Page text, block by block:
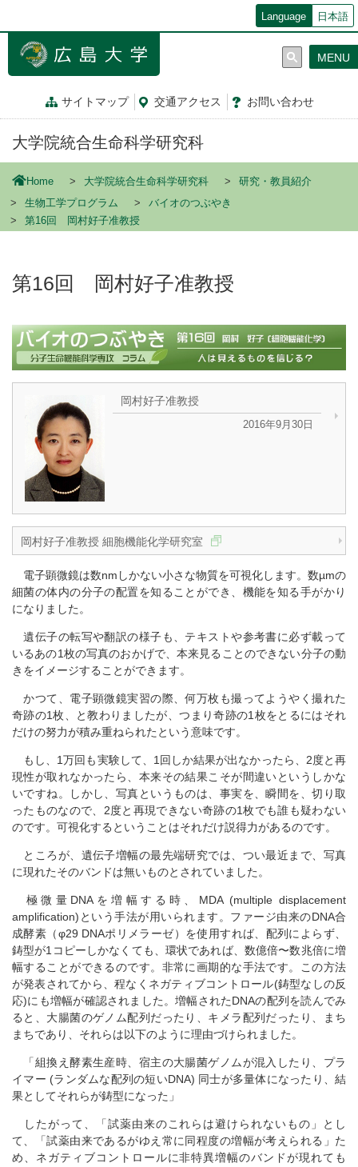
ン
Language 日本語
サイトマップ 交通アクセス お問い合わせ
MENU
大学院統合生命科学研究科
Home 大学院統合生命科学研究科
研究・教員紹介
生物工学プログラム
バイオのつぶやき
第16回 岡村好子准教授
第16回 岡村好子准教授
岡村好子准教授
2016年9月30日
岡村好子准教授 細胞機能化学研究室
電子顕微鏡は数nmしかない小さな物質を可視化します。数µmの
細菌の体内の分子の配置を知ることができ、機能を知る手がかり
になりました。
遺伝子の転写や翻訳の様子も、テキストや参考書に必ず載って
いるあの1枚の写真のおかげで、本来見ることのできない分子の動
きをイメージすることができます。
かつて、電子顕微鏡実習の際、何万枚も撮ってようやく撮れた
奇跡の1枚、と教わりましたが、つまり奇跡の1枚をとるにはそれ
だけの努力が積み重ねられたという意味です。
もし、1万回も実験して、1回しか結果が出なかったら、2度と再
現性が取れなかったら、本来その結果こそが間違いというしかな
いですね。しかし、写真というものは、事実を、瞬間を、切り取
ったものなので、2度と再現できない奇跡の1枚でも誰も疑わない
のです。可視化するということはそれだけ説得力があるのです。
ところが、遺伝子増幅の最先端研究では、つい最近まで、写真
に現れたそのバンドは無いものとされていました。
極微量DNAを増幅する時、MDA (multiple displacement
amplification)という手法が用いられます。ファージ由来のDNA合
成酵素（φ29 DNAポリメラーゼ）を使用すれば、配列によらず、
鋳型が1コピーしかなくても、環状であれば、数億倍〜数兆倍に増
幅することができるのです。非常に画期的な手法です。この方法
が発表されてから、程なくネガティブコントロール(鋳型なしの反
応)にも増幅が確認されました。増幅されたDNAの配列を読んでみ
ると、大腸菌のゲノム配列だったり、キメラ配列だったり、まち
まちであり、それらは以下のように理由づけられました。
「組換え酵素生産時、宿主の大腸菌ゲノムが混入したり、プラ
イマー (ランダムな配列の短いDNA) 同士が多量体になったり、結
果としてそれらが鋳型になった」
したがって、「試薬由来のこれらは避けられないもの」とし
て、「試薬由来であるがゆえ常に同程度の増幅が考えられる」た
め、ネガティブコントロールに非特異増幅のバンドが現れても